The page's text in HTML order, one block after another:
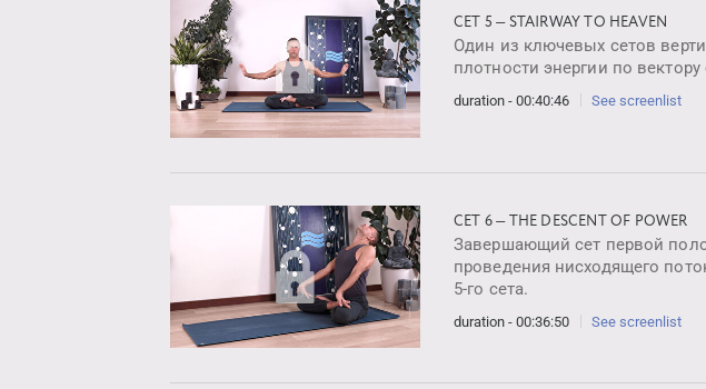
СЕТ 5 — STAIRWAY TO HEAVEN
Один из ключевых сетов
плотности энергии по
duration - 00:40:46 See screenlist
СЕТ 6 — THE DESCENT OF POWER
Завершающий сет первой
проведения нисходящего
5-го сета.
duration - 00:36:50 See screenlist